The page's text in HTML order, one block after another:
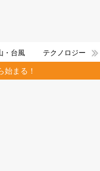
・台風 テクノロジー
始まる！